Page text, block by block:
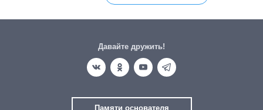
Давайте дружить!
Памяти основателя